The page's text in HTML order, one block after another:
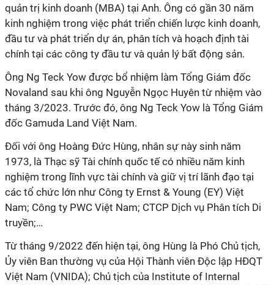
quản trị kinh doanh (MBA) tại Anh. Ông có gần 30 năm
kinh nghiệm trong việc phát triển chiến lược kinh doanh,
đầu tư và phát triển dự án, phân tích và hoạch định tài
chính tại các công ty đầu tư và quản lý bất động sản.
Ông Ng Teck Yow được bổ nhiệm làm Tổng Giám đốc
Novaland sau khi ông Nguyễn Ngọc Huyên từ nhiệm vào
tháng 3/2023. Trước đó, ông Ng Teck Yow là Tổng Giám
đốc Gamuda Land Việt Nam.
Đối với ông Hoàng Đức Hùng, nhân sự này sinh năm
1973, là Thạc sỹ Tài chính quốc tế có nhiều năm kinh
nghiệm trong lĩnh vực tài chính và giữ vị trí lãnh đạo tại
các tổ chức lớn như Công ty Ernst & Young (EY) Việt
Nam; Công ty PWC Việt Nam; CTCP Dịch vụ Phân tích Di
truyền;…
Từ tháng 9/2022 đến hiện tại, ông Hùng là Phó Chủ tịch,
Ủy viên Ban thường vụ của Hội Thành viên Độc lập HĐQT
Việt Nam (VNIDA); Chủ tịch của Institute of Internal